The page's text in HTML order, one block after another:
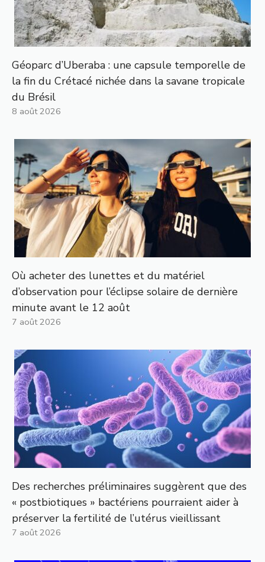
Géoparc d’Uberaba : une capsule temporelle de
la fin du Crétacé nichée dans la savane tropicale
du Brésil
8 août 2026
Où acheter des lunettes et du matériel
d’observation pour l’éclipse solaire de dernière
minute avant le 12 août
7 août 2026
Des recherches préliminaires suggèrent que des
« postbiotiques » bactériens pourraient aider à
préserver la fertilité de l’utérus vieillissant
7 août 2026